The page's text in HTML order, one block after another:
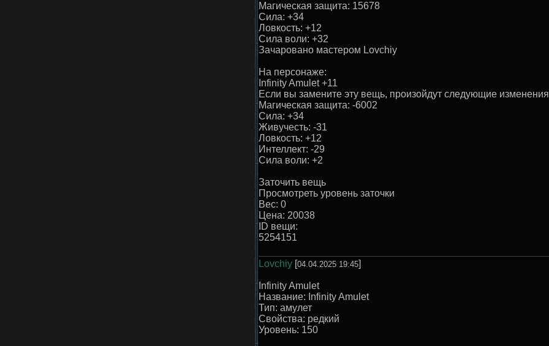
Магическая защита: 15678
Сила: +34
Ловкость: +12
Сила воли: +32
Зачаровано маcтером Lovchiy
На персонаже:
Infinity Amulet +11
Если вы замените эту вещь, произойдут следующие
Магическая защита: -6002
Сила: +34
Живучесть: -31
Ловкость: +12
Интеллект: -29
Сила воли: +2
Заточить вещь
Просмотреть уровень заточки
Вес: 0
Цена: 20038
ID вещи:
5254151
Lovchiy [04.04.2025 19:45]
Infinity Amulet
Название: Infinity Amulet
Тип: амулет
Свойства: редкий
Уровень: 150